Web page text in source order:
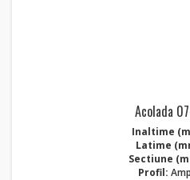
Acolada
Inaltime
Latime
Sectiune
Profil: